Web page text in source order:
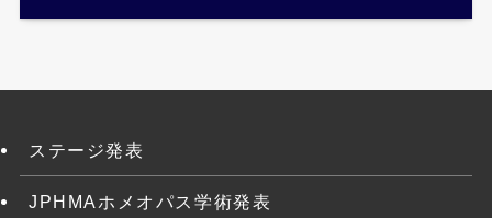
ステージ発表
JPHMAホメオパス学術発表